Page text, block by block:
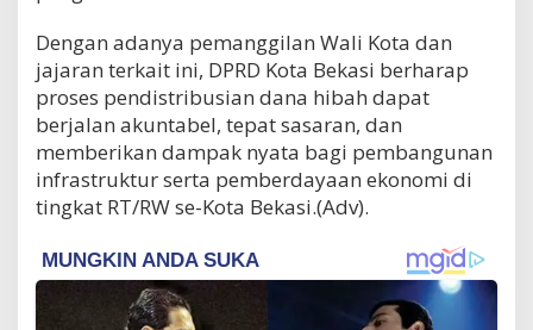
​Dengan adanya pemanggilan Wali Kota dan
jajaran terkait ini, DPRD Kota Bekasi berharap
proses pendistribusian dana hibah dapat
berjalan akuntabel, tepat sasaran, dan
memberikan dampak nyata bagi pembangunan
infrastruktur serta pemberdayaan ekonomi di
tingkat RT/RW se-Kota Bekasi.(Adv).